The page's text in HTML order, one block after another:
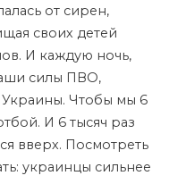
от сирен,
своих детей
И каждую ночь,
силы ПВО,
Чтобы мы 6
И 6 тысяч раз
вверх. Посмотреть
украинцы сильнее